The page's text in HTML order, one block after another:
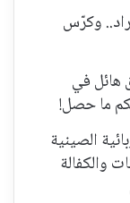
وكرّس
هائل في
ما حصل!
الصينية
والكفالة